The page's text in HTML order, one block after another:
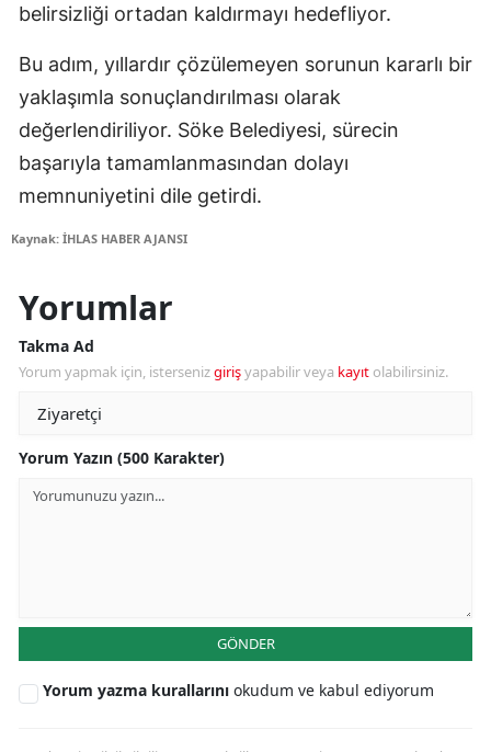
belirsizliği ortadan kaldırmayı hedefliyor.
Bu adım, yıllardır çözülemeyen sorunun kararlı bir
yaklaşımla sonuçlandırılması olarak
değerlendiriliyor. Söke Belediyesi, sürecin
başarıyla tamamlanmasından dolayı
memnuniyetini dile getirdi.
Kaynak: İHLAS HABER AJANSI
Yorumlar
Takma Ad
Yorum yapmak için, istersenizgirişyapabilir veya kayıt olabilirsiniz.
Yorum Yazın (500 Karakter)
GÖNDER
Yorum yazma kurallarını okudum ve kabul ediyorum